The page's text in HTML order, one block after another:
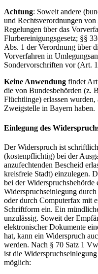
Achtung: Soweit andere
und Rechtsverordnungen
Regelungen über das
Flurbereinigungsgesetz; §§
Abs. 1 der Verordnung über
Vorverfahren in
Sondervorschriften vor (Art.
Keine Anwendung findet
die von Bundesbehörden (z.
Flüchtlinge) erlassen
Zweigstelle in Bayern haben.
Einlegung des
Der Widerspruch ist
(kostenpflichtig) bei der
anzufechtenden Bescheid
kreisfreie Stadt) einzulegen.
bei der
Widerspruchseinlegung
oder durch Computerfax mit
Schriftform ein. Ein
unzulässig. Soweit der
elektronischer Dokumente
hat, kann ein Widerspruch
werden. Nach § 70 Satz 1
ist die
möglich: